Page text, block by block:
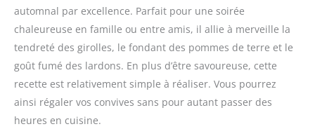
automnal par excellence. Parfait pour une soirée
chaleureuse en famille ou entre amis, il allie à merveille la
tendreté des girolles, le fondant des pommes de terre et le
goût fumé des lardons. En plus d’être savoureuse, cette
recette est relativement simple à réaliser. Vous pourrez
ainsi régaler vos convives sans pour autant passer des
heures en cuisine.